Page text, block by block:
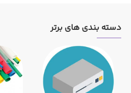
دسته بندی های برتر